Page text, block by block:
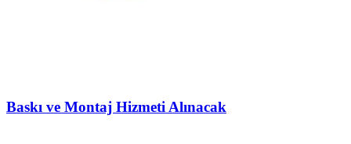
Baskı ve Montaj Hizmeti Alınacak